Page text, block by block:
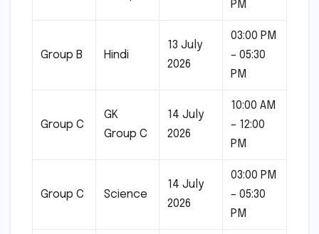
PM
Group B Hindi
13 July
2026
03:00 PM
– 05:30
PM
Group C
GK
Group C
14 July
2026
10:00 AM
– 12:00
PM
Group C Science
14 July
2026
03:00 PM
– 05:30
PM